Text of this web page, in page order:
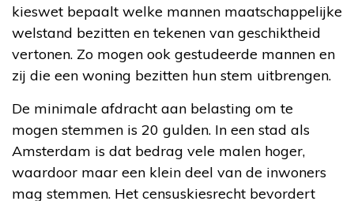
kieswet bepaalt welke mannen maatschappelijke
welstand bezitten en tekenen van geschiktheid
vertonen. Zo mogen ook gestudeerde mannen en
zij die een woning bezitten hun stem uitbrengen.
De minimale afdracht aan belasting om te
mogen stemmen is 20 gulden. In een stad als
Amsterdam is dat bedrag vele malen hoger,
waardoor maar een klein deel van de inwoners
mag stemmen. Het censuskiesrecht bevordert